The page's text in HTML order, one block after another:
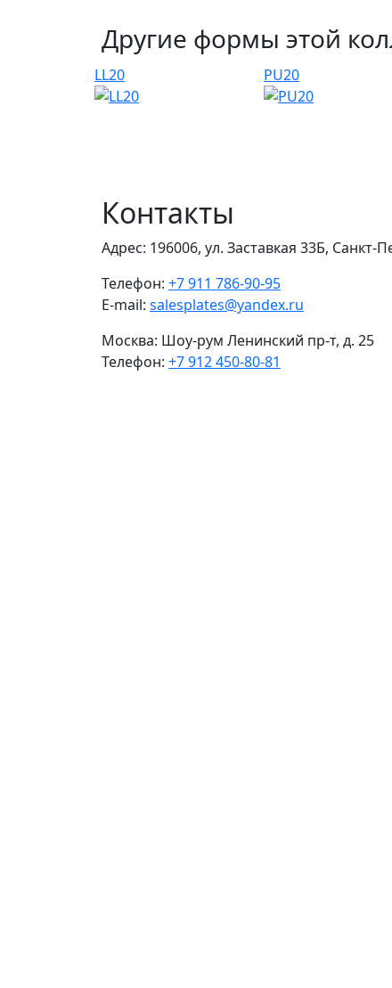
Другие формы этой
LL20 PU20
Контакты
Адрес: 196006, ул. Заставкая 33Б, Санкт-
Телефон: +7 911 786-90-95
E-mail: salesplates@yandex.ru
Москва: Шоу-рум Ленинский пр-т, д. 25
Телефон: +7 912 450-80-81